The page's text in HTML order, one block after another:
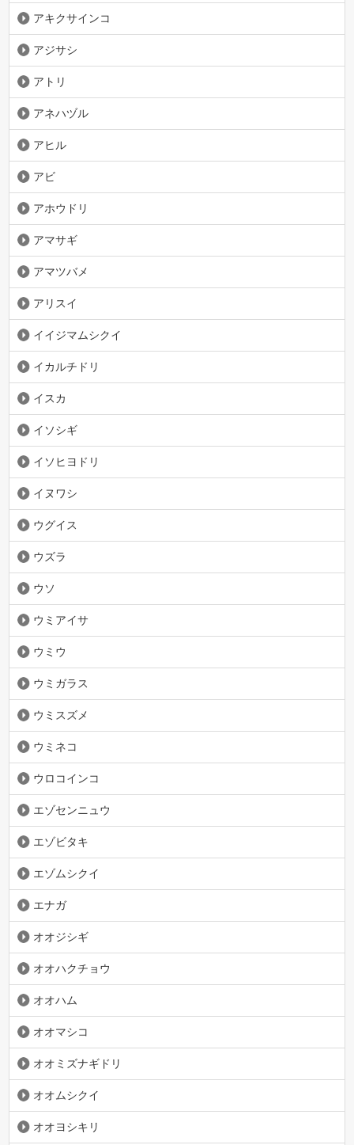
アキクサインコ
アジサシ
アトリ
アネハヅル
アヒル
アビ
アホウドリ
アマサギ
アマツバメ
アリスイ
イイジマムシクイ
イカルチドリ
イスカ
イソシギ
イソヒヨドリ
イヌワシ
ウグイス
ウズラ
ウソ
ウミアイサ
ウミウ
ウミガラス
ウミスズメ
ウミネコ
ウロコインコ
エゾセンニュウ
エゾビタキ
エゾムシクイ
エナガ
オオジシギ
オオハクチョウ
オオハム
オオマシコ
オオミズナギドリ
オオムシクイ
オオヨシキリ